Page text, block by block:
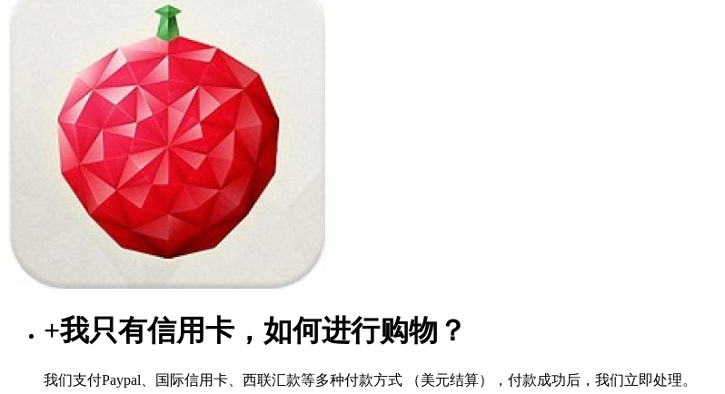
+我只有信用卡，如何进行购物？
我们支付Paypal、国际信用卡、西联汇款等多种付款方式 （美元结算），付款成功后，我们立即处理。